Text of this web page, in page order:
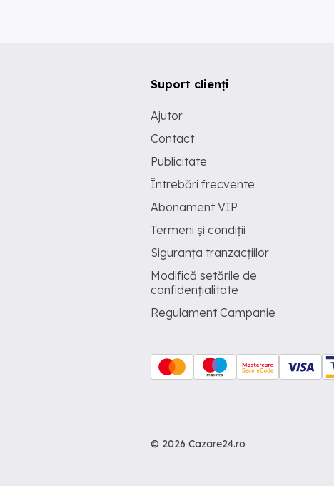
Suport clienți
Ajutor
Contact
Publicitate
Întrebări frecvente
Abonament VIP
Termeni și condiții
Siguranța tranzacțiilor
Modifică setările de
confidențialitate
Regulament Campanie
© 2026 Cazare24.ro